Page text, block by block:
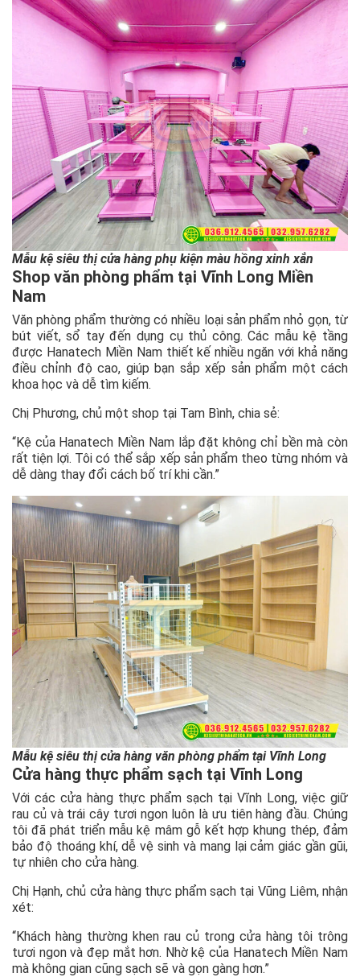
Mẫu kệ siêu thị cửa hàng phụ kiện màu hồng xinh xắn
Shop văn phòng phẩm tại Vĩnh Long Miền
Nam
Văn phòng phẩm thường có nhiều loại sản phẩm nhỏ gọn, từ
bút viết, sổ tay đến dụng cụ thủ công. Các mẫu kệ tầng
được Hanatech Miền Nam thiết kế nhiều ngăn với khả năng
điều chỉnh độ cao, giúp bạn sắp xếp sản phẩm một cách
khoa học và dễ tìm kiếm.
Chị Phương, chủ một shop tại Tam Bình, chia sẻ:
“Kệ của Hanatech Miền Nam lắp đặt không chỉ bền mà còn
rất tiện lợi. Tôi có thể sắp xếp sản phẩm theo từng nhóm và
dễ dàng thay đổi cách bố trí khi cần.”
Mẫu kệ siêu thị cửa hàng văn phòng phẩm tại Vĩnh Long
Cửa hàng thực phẩm sạch tại Vĩnh Long
Với các cửa hàng thực phẩm sạch tại Vĩnh Long, việc giữ
rau củ và trái cây tươi ngon luôn là ưu tiên hàng đầu. Chúng
tôi đã phát triển mẫu kệ mâm gỗ kết hợp khung thép, đảm
bảo độ thoáng khí, dễ vệ sinh và mang lại cảm giác gần gũi,
tự nhiên cho cửa hàng.
Chị Hạnh, chủ cửa hàng thực phẩm sạch tại Vũng Liêm, nhận
xét:
“Khách hàng thường khen rau củ trong cửa hàng tôi trông
tươi ngon và đẹp mắt hơn. Nhờ kệ của Hanatech Miền Nam
mà không gian cũng sạch sẽ và gọn gàng hơn.”